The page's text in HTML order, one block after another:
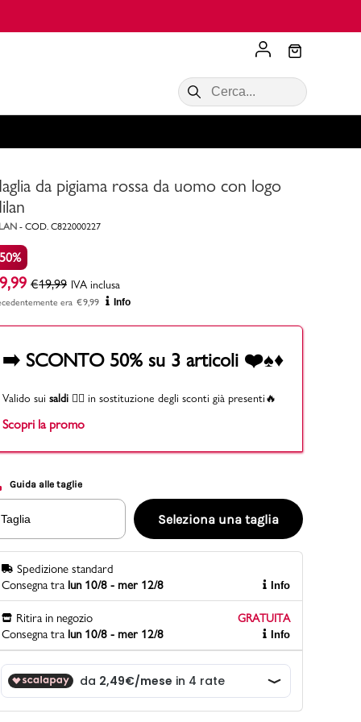
Acquista ora
CIAK
Scopri di più
Consigli
PittaRosso
da pigiama rossa da uomo con logo
- COD. C822000227
9,99 €19,99 IVA inclusa
era €9,99 Info
➡️ SCONTO 50% su 3 articoli ❤️♠️♦️
Valido sui saldi 👉🏻 in sostituzione degli sconti già presenti🔥
Scopri la promo
Guida alle taglie
Taglia Seleziona una taglia
Spedizione standard
Consegna tra lun 10/8 - mer 12/8 Info
Ritira in negozio
GRATUITA
Consegna tra lun 10/8 - mer 12/8 Info